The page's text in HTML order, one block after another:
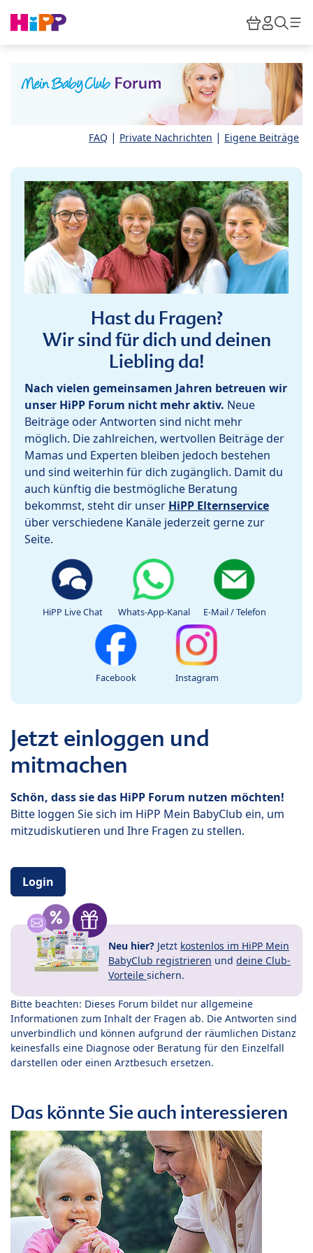
HiPP
FAQ | Private Nachrichten | Eigene Beiträge
Hast du Fragen?
Wir sind für dich und deinen
Liebling da!
Nach vielen gemeinsamen Jahren betreuen wir
unser HiPP Forum nicht mehr aktiv. Neue
Beiträge oder Antworten sind nicht mehr
möglich. Die zahlreichen, wertvollen Beiträge der
Mamas und Experten bleiben jedoch bestehen
und sind weiterhin für dich zugänglich. Damit du
auch künftig die bestmögliche Beratung
bekommst, steht dir unser HiPP Elternservice
über verschiedene Kanäle jederzeit gerne zur
Seite.
HiPP Live Chat Whats-App-Kanal E-Mail / Telefon
Facebook Instagram
Jetzt einloggen und
mitmachen
Schön, dass sie das HiPP Forum nutzen möchten!
Bitte loggen Sie sich im HiPP Mein BabyClub ein, um
mitzudiskutieren und Ihre Fragen zu stellen.
Login
Neu hier? Jetzt kostenlos im HiPP Mein
BabyClub registrieren und deine Club-
Vorteile sichern.
Bitte beachten: Dieses Forum bildet nur allgemeine
Informationen zum Inhalt der Fragen ab. Die Antworten sind
unverbindlich und können aufgrund der räumlichen Distanz
keinesfalls eine Diagnose oder Beratung für den Einzelfall
darstellen oder einen Arztbesuch ersetzen.
Das könnte Sie auch interessieren